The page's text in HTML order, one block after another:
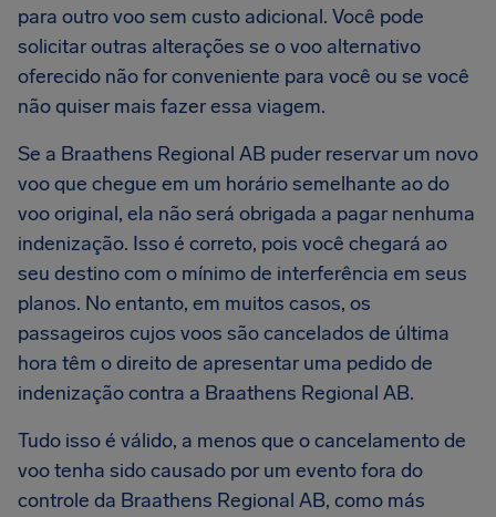
para outro voo sem custo adicional. Você pode
solicitar outras alterações se o voo alternativo
oferecido não for conveniente para você ou se você
não quiser mais fazer essa viagem.
Se a Braathens Regional AB puder reservar um novo
voo que chegue em um horário semelhante ao do
voo original, ela não será obrigada a pagar nenhuma
indenização. Isso é correto, pois você chegará ao
seu destino com o mínimo de interferência em seus
planos. No entanto, em muitos casos, os
passageiros cujos voos são cancelados de última
hora têm o direito de apresentar uma pedido de
indenização contra a Braathens Regional AB.
Tudo isso é válido, a menos que o cancelamento de
voo tenha sido causado por um evento fora do
controle da Braathens Regional AB, como más